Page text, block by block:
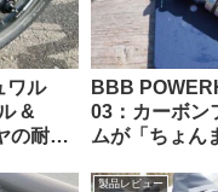
ワル
&
の耐久
BBB
03：カーボン
ムが「ちょん
た【ロングタ
製品レビュー